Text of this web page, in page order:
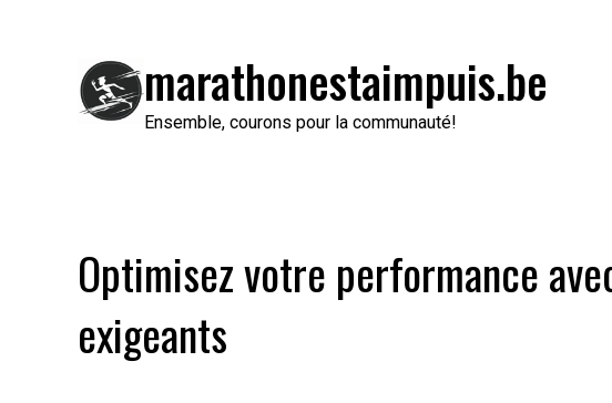
marathonestaimpuis.be
Ensemble, courons pour la communauté!
Optimisez votre performance
exigeants